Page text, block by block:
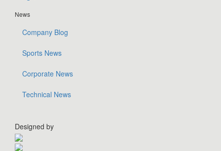
News
Company Blog
Sports News
Corporate News
Technical News
Designed by